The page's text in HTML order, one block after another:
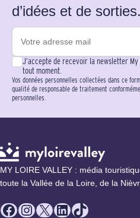
d’idées et de sorties.
J’accepte de recevoir la newsletter
tout moment.
Vos données personnelles collectées dans ce
qualité de responsable de traitement
personnelles.
MY LOIRE VALLEY : média
toute la Vallée de la Loire, de la
Facebook
Instagram
X LinkedIn
TikTok